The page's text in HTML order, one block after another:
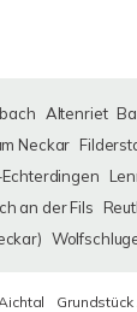
Altenriet
Neckar
an der Fils